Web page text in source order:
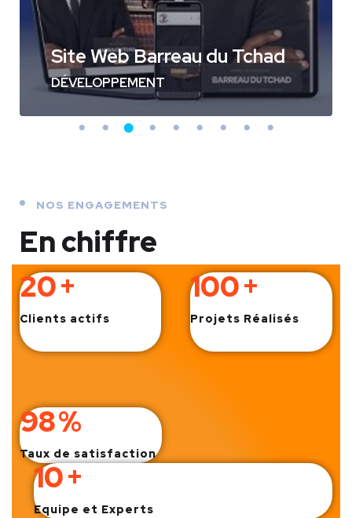
Site Web Barreau du Tchad
DÉVELOPPEMENT
NOS ENGAGEMENTS
En chiffre
20+
Clients actifs
100+
Projets Réalisés
98%
Taux de satisfaction
10+
Equipe et Experts